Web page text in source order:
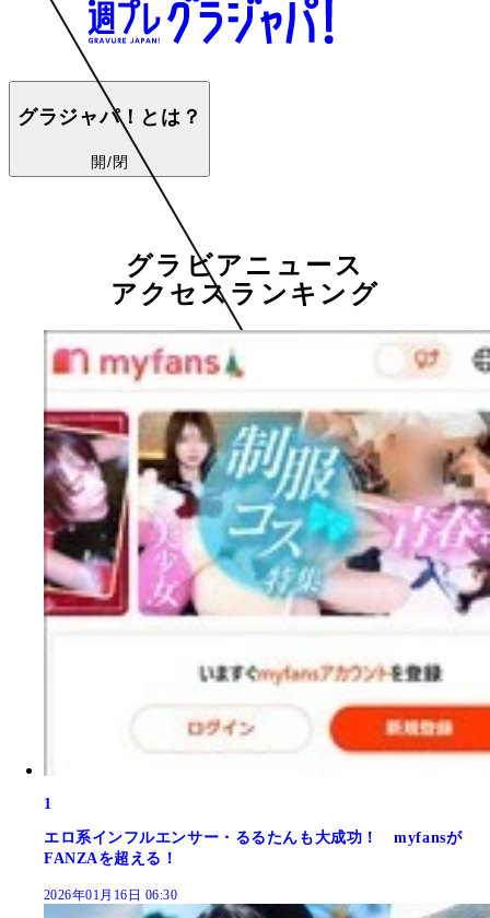
グラジャパ！とは？
開/閉
グラビアニュース
アクセスランキング
1
エロ系インフルエンサー・るるたんも大成功！ myfansが
FANZAを超える！
2026年01月16日 06:30